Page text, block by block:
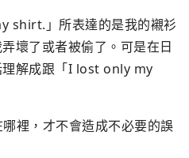
shirt.」所表達的是我的襯衫
壞了或者被偷了。可是在日
理解成跟「I lost only my
裡，才不會造成不必要的誤